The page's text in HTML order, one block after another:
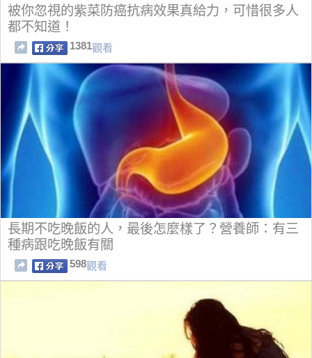
被你忽視的紫菜防癌抗病效果真給力，可惜很多人
都不知道！
1381觀看
長期不吃晚飯的人，最後怎麼樣了？營養師：有三
種病跟吃晚飯有關
598觀看